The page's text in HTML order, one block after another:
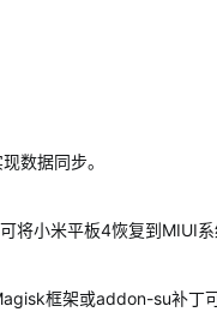
数据同步。
将小米平板4恢复到MIUI系
框架或addon-su补丁